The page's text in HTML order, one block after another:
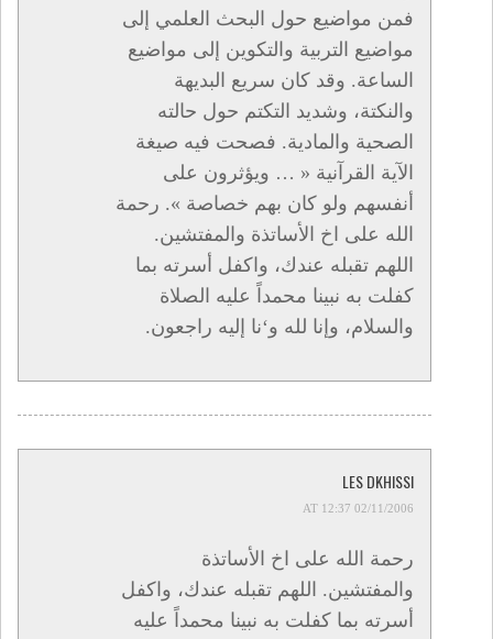
فمن مواضيع حول البحث العلمي إلى
مواضيع التربية والتكوين إلى مواضيع
الساعة. وقد كان سريع البديهة
والنكتة، وشديد التكتم حول حالته
الصحية والمادية. فصحت فيه صيغة
الآية القرآنية « … ويؤثرون على
أنفسهم ولو كان بهم خصاصة ». رحمة
الله على اخ الأساتذة والمفتشين.
اللهم تقبله عندك، واكفل أسرته بما
كفلت به نبينا محمداً عليه الصلاة
والسلام، وإنا لله و‘نا إليه راجعون.
LES DKHISSI
02/11/2006 AT 12:37
رحمة الله على اخ الأساتذة
والمفتشين. اللهم تقبله عندك، واكفل
أسرته بما كفلت به نبينا محمداً عليه